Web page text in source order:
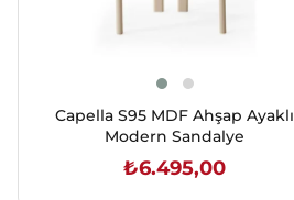
Capella S95 MDF Ahşap Ayaklı
Modern Sandalye
₺6.495,00